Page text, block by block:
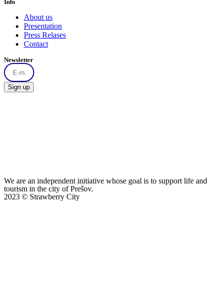
Info
About us
Presentation
Press Relases
Contact
Newsletter
Sign up
We are an independent initiative whose goal is to support life and
tourism in the city of Prešov.
2023 © Strawberry City